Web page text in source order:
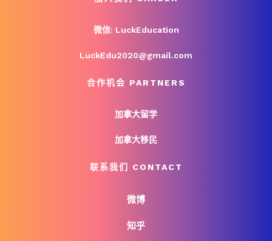
微信: LuckEducation
LuckEdu2020@gmail.com
合作机会 PARTNERS
加拿大留学
加拿大移民
联系我们 CONTACT
微博
知乎